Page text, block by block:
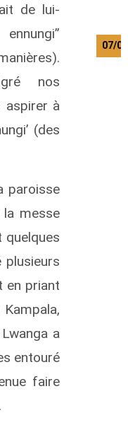
de lui-
nos
aspirer à
(des
paroisse
la messe
quelques
plusieurs
en priant
a
entouré
faire
07/